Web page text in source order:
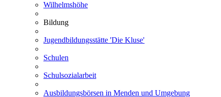
Wilhelmshöhe
Bildung
Jugendbildungsstätte 'Die Kluse'
Schulen
Schulsozialarbeit
Ausbildungsbörsen in Menden und Umgebung